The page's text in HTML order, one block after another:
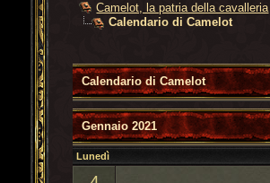
Camelot, la patria della cavalleria
Calendario di Camelot
Calendario di Camelot
Gennaio 2021
Lunedì